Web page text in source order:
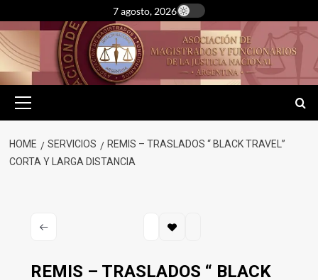
to
content
7 agosto, 2026
Menu
HOME SERVICIOS
REMIS – TRASLADOS “ BLACK TRAVEL”
CORTA Y LARGA DISTANCIA
REMIS – TRASLADOS “ BLACK